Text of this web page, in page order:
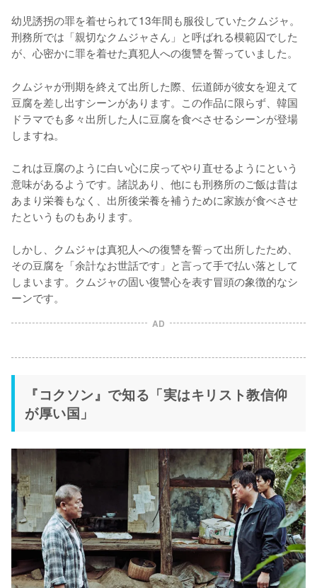
幼児誘拐の罪を着せられて13年間も服役していたクムジャ。
刑務所では「親切なクムジャさん」と呼ばれる模範囚でした
が、心密かに罪を着せた真犯人への復讐を誓っていました。
クムジャが刑期を終えて出所した際、伝道師が彼女を迎えて
豆腐を差し出すシーンがあります。この作品に限らず、韓国
ドラマでも多々出所した人に豆腐を食べさせるシーンが登場
しますね。
これは豆腐のように白い心に戻ってやり直せるようにという
意味があるようです。諸説あり、他にも刑務所のご飯は昔は
あまり栄養もなく、出所後栄養を補うために家族が食べさせ
たというものもあります。
しかし、クムジャは真犯人への復讐を誓って出所したため、
その豆腐を「余計なお世話です」と言って手で払い落として
しまいます。クムジャの固い復讐心を表す冒頭の象徴的なシ
ーンです。
AD
『コクソン』で知る「実はキリスト教信仰
が厚い国」